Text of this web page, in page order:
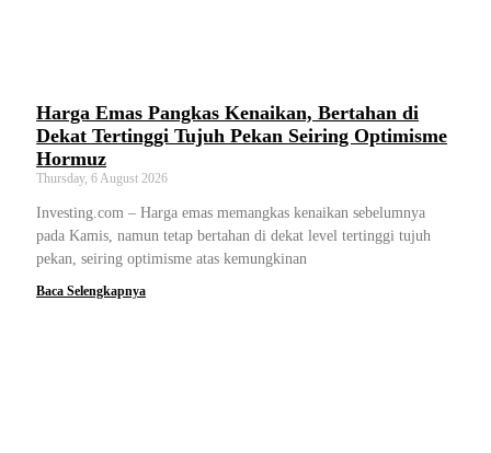
Harga Emas Pangkas Kenaikan, Bertahan di
Dekat Tertinggi Tujuh Pekan Seiring Optimisme
Hormuz
Thursday, 6 August 2026
Investing.com – Harga emas memangkas kenaikan sebelumnya
pada Kamis, namun tetap bertahan di dekat level tertinggi tujuh
pekan, seiring optimisme atas kemungkinan
Baca Selengkapnya